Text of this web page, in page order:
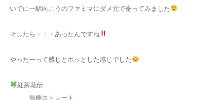
いでに一駅向こうのファミマにダメ元で寄ってみました
そしたら・・・あったんですね
やったーって感じとホッとした感じでした
紅茶花伝
無糖ストレート